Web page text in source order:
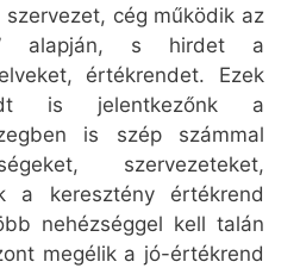
cég működik az
alapján, s hirdet a
értékrendet. Ezek
is jelentkezőnk a
is szép számmal
szervezeteket,
a keresztény értékrend
nehézséggel kell talán
megélik a jó-értékrend